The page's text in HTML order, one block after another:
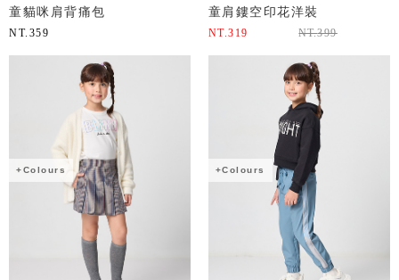
童貓咪肩背痛包
NT. 359
童肩鏤空印花洋裝
NT.319 NT.399
+Colours +Colours